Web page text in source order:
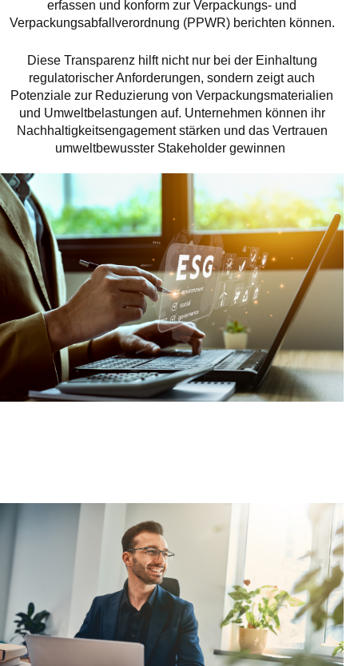
erfassen und konform zur Verpackungs- und
Verpackungsabfallverordnung (PPWR) berichten können.
Diese Transparenz hilft nicht nur bei der Einhaltung
regulatorischer Anforderungen, sondern zeigt auch
Potenziale zur Reduzierung von Verpackungsmaterialien
und Umweltbelastungen auf. Unternehmen können ihr
Nachhaltigkeitsengagement stärken und das Vertrauen
umweltbewusster Stakeholder gewinnen